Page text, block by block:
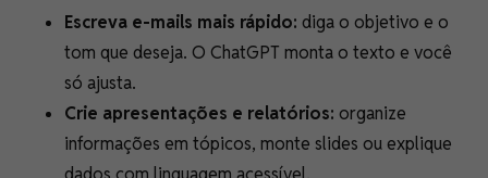
Escreva e-mails mais rápido: diga o objetivo e o
tom que deseja. O ChatGPT monta o texto e você
só ajusta.
Crie apresentações e relatórios: organize
informações em tópicos, monte slides ou explique